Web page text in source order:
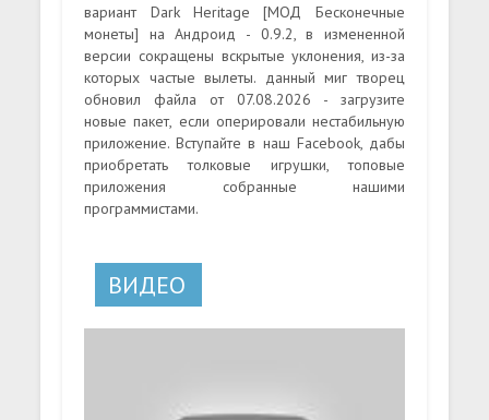
вариант Dark Heritage [МОД Бесконечные
монеты] на Андроид - 0.9.2, в измененной
версии сокращены вскрытые уклонения, из-за
которых частые вылеты. данный миг творец
обновил файла от 07.08.2026 - загрузите
новые пакет, если оперировали нестабильную
приложение. Вступайте в наш Facebook, дабы
приобретать толковые игрушки, топовые
приложения собранные нашими
программистами.
ВИДЕО